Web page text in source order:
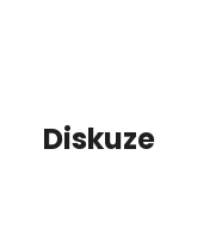
Diskuze